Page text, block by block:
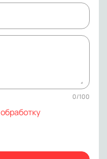
0/100
обработку